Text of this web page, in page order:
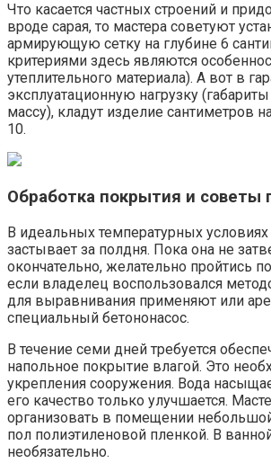
Что касается частных строений и
вроде сарая, то мастера советуют
армирующую сетку на глубине 6
критериями здесь являются
утеплительного материала). А вот в
эксплуатационную нагрузку
массу), кладут изделие сантиметров
10.
Обработка покрытия и советы
В идеальных температурных условиях
застывает за полдня. Пока она не
окончательно, желательно пройтись
если владелец воспользовался
для выравнивания применяют или
специальный бетононасос.
В течение семи дней требуется
напольное покрытие влагой. Это
укрепления сооружения. Вода
его качество только улучшается.
организовать в помещении
пол полиэтиленовой пленкой. В
необязательно.